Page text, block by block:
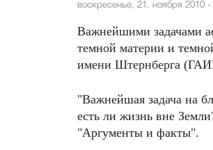
воскресенье, 21. ноября 2010 -
Важнейшими задачами
темной материи и
имени Штернберга
"Важнейшая задача на
есть ли жизнь вне
"Аргументы и факты".